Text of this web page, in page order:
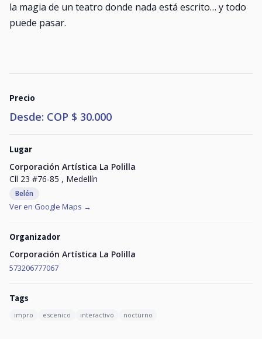
la magia de un teatro donde nada está escrito… y todo
puede pasar.
Precio
Desde: COP $ 30.000
Lugar
Corporación Artística La Polilla
Cll 23 #76-85 , Medellín
Belén
Ver en Google Maps →
Organizador
Corporación Artística La Polilla
573206777067
Tags
impro escenico interactivo nocturno